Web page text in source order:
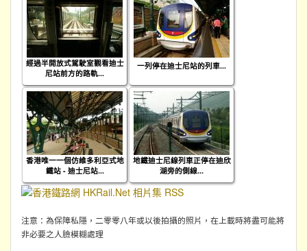
經過半開放式駕駛室觀看迪士
尼站前方的路軌...
一列停在迪士尼站的列車...
香港唯一一個仿維多利亞式地
鐵站 - 迪士尼站...
地鐵迪士尼線列車正停在迪欣
湖旁的側線...
注意：為保障私隱，二零零八年或以後拍攝的照片，在上載時將盡可能將
非必要之人臉模糊處理